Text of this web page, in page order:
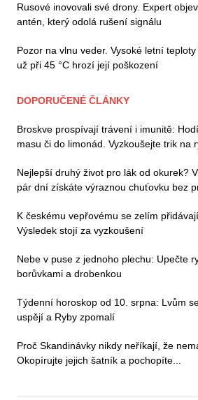
Rusové inovovali své drony. Expert
antén, který odolá rušení signálu
Pozor na vlnu veder. Vysoké letní
už při 45 °C hrozí její poškození
DOPORUČENÉ ČLÁNKY
Broskve prospívají trávení i imunitě:
masu či do limonád. Vyzkoušejte trik na
Nejlepší druhý život pro lák od okurek?
pár dní získáte výraznou chuťovku bez
K českému vepřovému se zelím
Výsledek stojí za vyzkoušení
Nebe v puse z jednoho plechu: Upečte
borůvkami a drobenkou
Týdenní horoskop od 10. srpna: Lvům
uspějí a Ryby zpomalí
Proč Skandinávky nikdy neříkají, že
Okopírujte jejich šatník a pochopíte...